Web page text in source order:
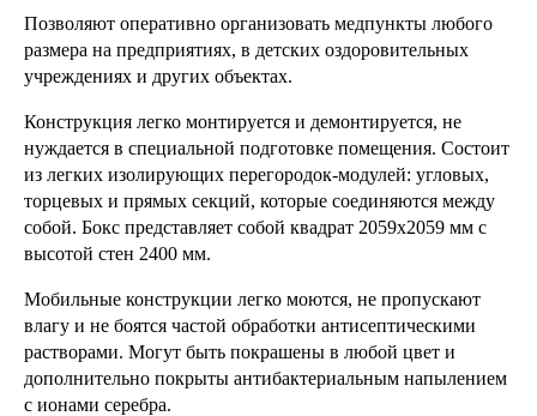
Позволяют оперативно организовать медпункты любого
размера на предприятиях, в детских оздоровительных
учреждениях и других объектах.
Конструкция легко монтируется и демонтируется, не
нуждается в специальной подготовке помещения. Состоит
из легких изолирующих перегородок-модулей: угловых,
торцевых и прямых секций, которые соединяются между
собой. Бокс представляет собой квадрат 2059х2059 мм с
высотой стен 2400 мм.
Мобильные конструкции легко моются, не пропускают
влагу и не боятся частой обработки антисептическими
растворами. Могут быть покрашены в любой цвет и
дополнительно покрыты антибактериальным напылением
с ионами серебра.